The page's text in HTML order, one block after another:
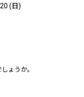
(日)
ょうか。